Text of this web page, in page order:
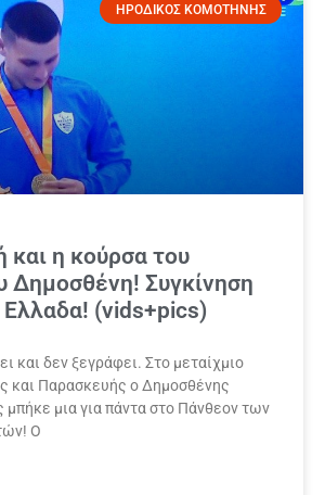
ΗΡΟΔΙΚΟΣ ΚΟΜΟΤΗΝΗΣ
και η κούρσα του
Δημοσθένη! Συγκίνηση
Ελλαδα! (vids+pics)
και δεν ξεγράφει. Στο μεταίχμιο
και Παρασκευής ο Δημοσθένης
μπήκε μια για πάντα στο Πάνθεον των
Ο